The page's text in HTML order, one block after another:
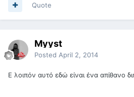
Quote
Myyst
Posted April 2, 2014
Ε λοιπόν αυτό εδώ είναι ένα απίθανο